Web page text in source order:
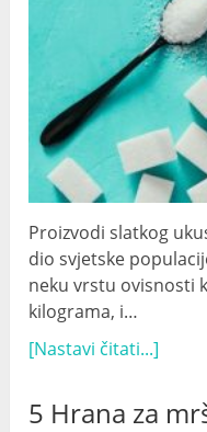
Proizvodi slatkog
dio svjetske
neku vrstu ovisnosti
kilograma, i…
[Nastavi čitati...]
5 Hrana za